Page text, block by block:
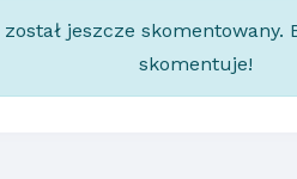
jeszcze skomentowany.
skomentuje!